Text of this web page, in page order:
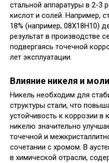
стальной аппаратуры в 2-3
кислот и солей. Например,
18% (например, 08Х18Н10)
результат в производстве
подвергаясь точечной
лет эксплуатации.
Влияние никеля и
Никель необходим для
структуры стали, что
устойчивость к коррозии в
никелю значительно
точечной и
сочетании с хромом. В
в химической отрасли,